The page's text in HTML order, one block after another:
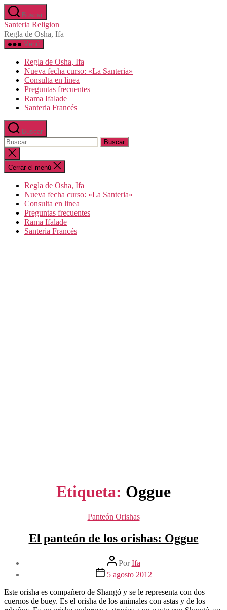
Saltar
al
contenido
Buscar
Santeria Religion
Regla de Osha, Ifa
Menú
Regla de Osha, Ifa
Nueva fecha curso: «La Santeria»
Consulta en linea
Preguntas frecuentes
Rama Ifalade
Santeria Francés
Buscar
Buscar:
Cerrar
la
búsqueda
Cerrar el menú
Regla de Osha, Ifa
Nueva fecha curso: «La Santeria»
Consulta en linea
Preguntas frecuentes
Rama Ifalade
Santeria Francés
Etiqueta: Oggue
Categorías
Panteón Orishas
El panteón de los orishas: Oggue
Autor
de
la
entrada
PorIfa
Fecha
la
entrada
5 agosto 2012
Este orisha es compañero de Shangó y se le representa con dos
cuernos de buey. Es el orisha de los animales con astas y de los